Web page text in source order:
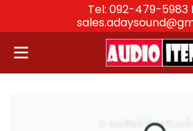
Tel: 092-479-5983
0 ผลลัพธ์สำหรับแท็